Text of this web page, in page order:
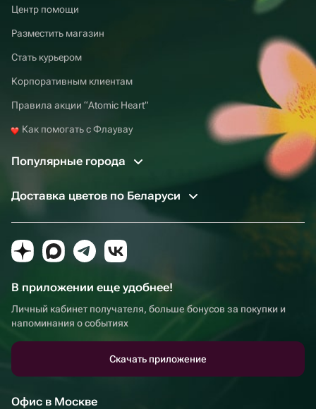
Центр помощи
Разместить магазин
Стать курьером
Корпоративным клиентам
Правила акции “Atomic Heart”
Как помогать с Флаувау
Популярные города
Доставка цветов по Беларуси
В приложении еще удобнее!
Личный кабинет получателя, больше бонусов за покупки и
напоминания о событиях
Скачать приложение
Офис в Москве